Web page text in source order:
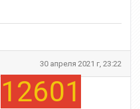
30 апреля 2021 г, 23:22
12601